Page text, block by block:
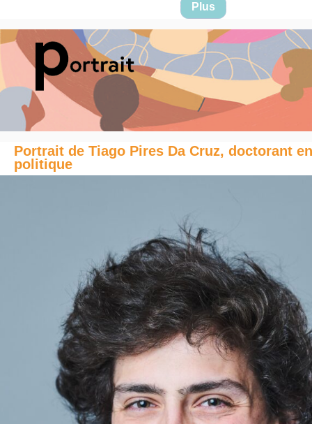
Plus
Portrait de Tiago Pires Da Cruz, doctorant
politique